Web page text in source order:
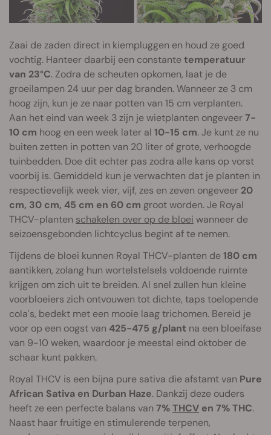
Zaai de zaden direct in kiempluggen en houd ze goed
vochtig. Hanteer daarbij een constantetemperatuur
van 23°C. Zodra de scheuten opkomen, laat je de
groeilampen 24 uur per dag branden. Wanneer ze 3 cm
hoog zijn, kun je ze naar potten van 15 cm verplanten.
Aan het eind van week 3 zijn je wietplanten ongeveer7-
10 cm hoog en een week later al 10-15 cm. Je kunt ze nu
buiten zetten in potten van 20 liter of grote, verhoogde
tuinbedden. Doe dit echter pas zodra alle kans op vorst
voorbij is. Gemiddeld kun je verwachten dat je planten in
respectievelijk week vier, vijf, zes en zeven ongeveer 20
cm, 30 cm, 45 cm en 60 cm groot worden. Je Royal
THCV-planten schakelen over op de bloei wanneer de
seizoensgebonden lichtcyclus begint af te nemen.
Tijdens de bloei kunnen Royal THCV-planten de180 cm
aantikken, zolang hun wortelstelsels voldoende ruimte
krijgen om zich uit te breiden. Al snel zullen hun kleine
voorbloeiers zich ontvouwen tot dichte, taps toelopende
cola's, bedekt met een mooie laag trichomen. Bereid je
voor op een oogst van 425-475 g/plant na een bloeifase
van 9-10 weken, waardoor je meestal eind oktober de
schaar kunt pakken.
Royal THCV is een bijna pure sativa die afstamt van Pure
African Sativa en Durban Haze. Dankzij deze ouders
heeft ze een perfecte balans van 7%THCV en 7% THC.
Naast haar fruitige en stimulerende terpenen,